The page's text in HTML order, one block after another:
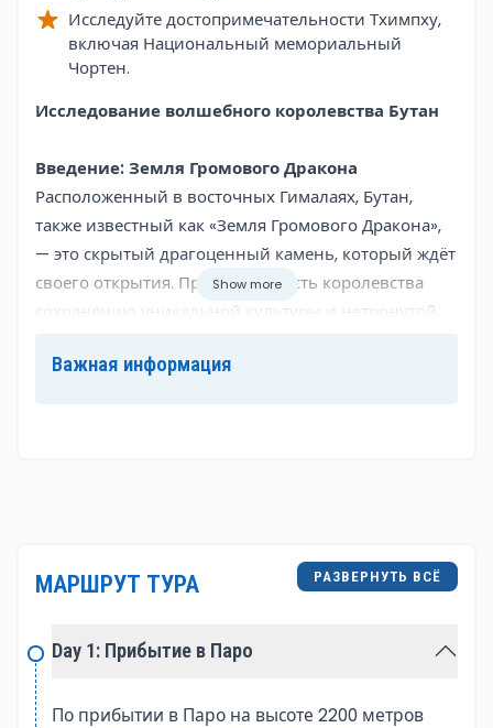
Исследуйте достопримечательности Тхимпху,
включая Национальный мемориальный
Чортен.
Overview
Исследование волшебного королевства Бутан
Введение: Земля Громового Дракона
Расположенный в восточных Гималаях, Бутан,
также известный как «Земля Громового Дракона»,
— это скрытый драгоценный камень, который ждёт
своего открытия. Приверженность королевства
сохранению уникальной культуры и нетронутой
посещения для взыскательного путешественника.
в сердце бутанских празднеств, где красочные
танцы и религиозные церемонии оживляют
Великолепие природы: рай для любителей
природы
Show more
Важная информация
МАРШРУТ ТУРА РАЗВЕРНУТЬ ВСЁ
Day 1: Прибытие в Паро
По прибытии в Паро на высоте 2200 метров